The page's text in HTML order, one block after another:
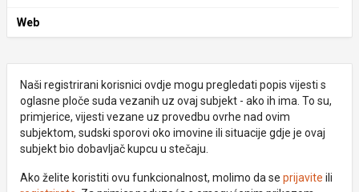
Web
Naši registrirani korisnici ovdje mogu pregledati popis vijesti s
oglasne ploče suda vezanih uz ovaj subjekt - ako ih ima. To su,
primjerice, vijesti vezane uz provedbu ovrhe nad ovim
subjektom, sudski sporovi oko imovine ili situacije gdje je ovaj
subjekt bio dobavljač kupcu u stečaju.
Ako želite koristiti ovu funkcionalnost, molimo da se prijavite ili